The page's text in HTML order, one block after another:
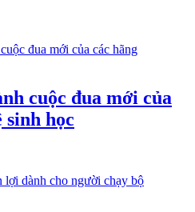
cuộc đua mới của
sinh học